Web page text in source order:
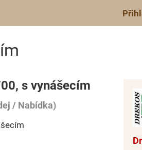
s vynášecím
/ Nabídka)